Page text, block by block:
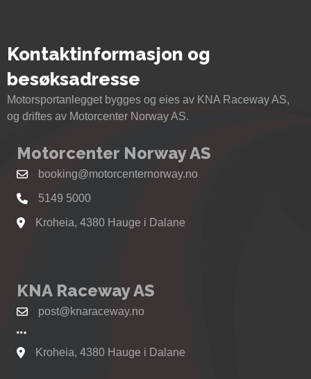
Kontaktinformasjon og
besøksadresse
Motorsportanlegget bygges og eies av KNA Raceway AS,
og driftes av Motorcenter Norway AS.
Motorcenter Norway AS
booking@motorcenternorway.no
5149 5000
Se kart til Motorcenter Norway i Sokndal
Kroheia, 4380 Hauge i Dalane
KNA Raceway AS
post@knaraceway.no
Se kart til Motorcenter Norway i Sokndal
Kroheia, 4380 Hauge i Dalane